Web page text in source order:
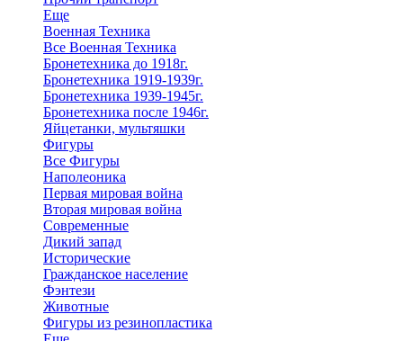
Еще
Военная Техника
Все Военная Техника
Бронетехника до 1918г.
Бронетехника 1919-1939г.
Бронетехника 1939-1945г.
Бронетехника после 1946г.
Яйцетанки, мультяшки
Фигуры
Все Фигуры
Наполеоника
Первая мировая война
Вторая мировая война
Современные
Дикий запад
Исторические
Гражданское население
Фэнтези
Животные
Фигуры из резинопластика